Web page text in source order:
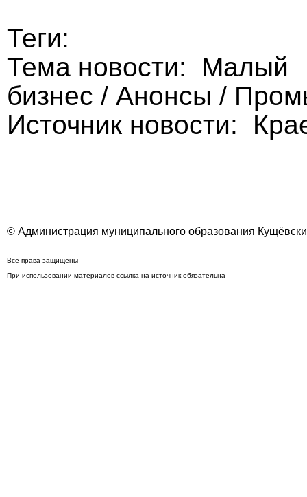
Теги:
Тема новости: Малый
бизнес / Анонсы /
Источник новости:
© Администрация муниципального образования
Все права защищены
При использовании материалов ссылка на источник обязательна